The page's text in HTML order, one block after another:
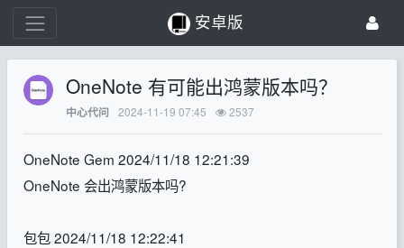
安卓版
OneNote 有可能出鸿蒙版本吗？
中心代问 2024-11-19 07:45 2537
OneNote Gem 2024/11/18 12:21:39
OneNote 会出鸿蒙版本吗?
包包 2024/11/18 12:22:41